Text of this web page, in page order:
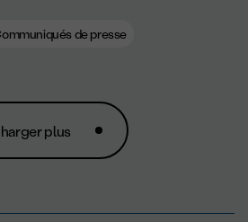
de presse
plus